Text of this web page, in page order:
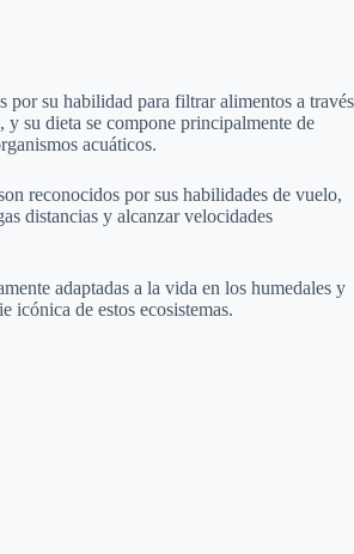
por su habilidad para filtrar alimentos a través
y su dieta se compone principalmente de
acuáticos.
reconocidos por sus habilidades de vuelo,
distancias y alcanzar velocidades
adaptadas a la vida en los humedales y
icónica de estos ecosistemas.